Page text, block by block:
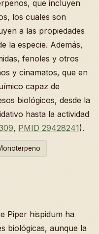
que incluyen
los cuales son
a las propiedades
la especie. Además,
fenoles y otros
y cinamatos, que en
capaz de
biológicos, desde la
hasta la actividad
, PMID 29428241).
Piper hispidum ha
biológicas, aunque la